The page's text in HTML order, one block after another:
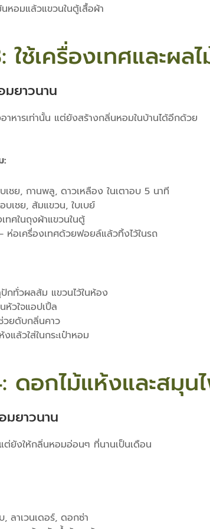
หอมแล้วแขวนในตู้เสื้อผ้า
ช้เครื่องเทศและผล
มยาวนาน
อาหารเท่านั้น แต่ยังสร้างกลิ่นหอมในบ้านได้อีกด้วย
:
ชย, กานพลู, ดาวเหลือง ในเตาอบ 5 นาที
บเชย, ส้มแขวน, ใบเบย์
ทศในถุงผ้าแขวนในตู้
ห่อเครื่องเทศด้วยฟอยล์แล้วทิ้งไว้ในรถ
กทั่วผลส้ม แขวนไว้ในห้อง
หัวใจแอปเปิ้ล
วยดับกลิ่นคาว
แล้วใส่ในกระเป๋าหอม
ดอกไม้แห้งและสมุน
มยาวนาน
ต่ยังให้กลิ่นหอมอ่อนๆ ที่นานเป็นเดือน
ลาเวนเดอร์, ดอกซ่า